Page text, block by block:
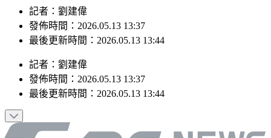
記者：劉建偉
發佈時間：2026.05.13 13:37
最後更新時間：2026.05.13 13:44
記者 ： 劉建偉
發佈時間： 2026.05.13 13:37
最後更新時間： 2026.05.13 13:44